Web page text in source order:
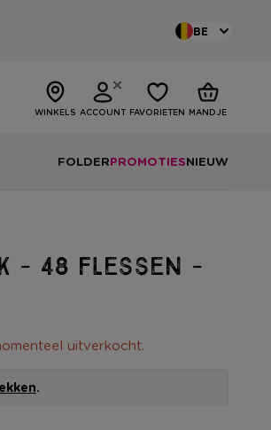
BE
WINKELS ACCOUNT FAVORIETEN MANDJE
FOLDERPROMOTIESNIEUW
- 48 flessen -
uitverkocht.
.